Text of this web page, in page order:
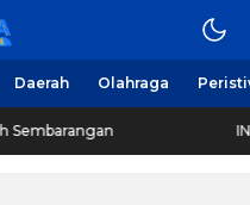
Daerah Olahraga
INVESTIGASI: